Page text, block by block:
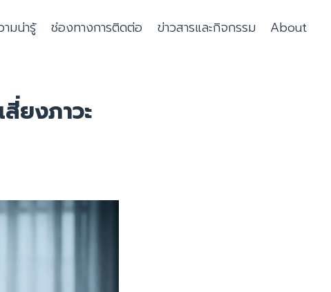
มน่ารู้ ช่องทางการติดต่อ ข่าวสารและกิจกรรม About
ยงภาวะ